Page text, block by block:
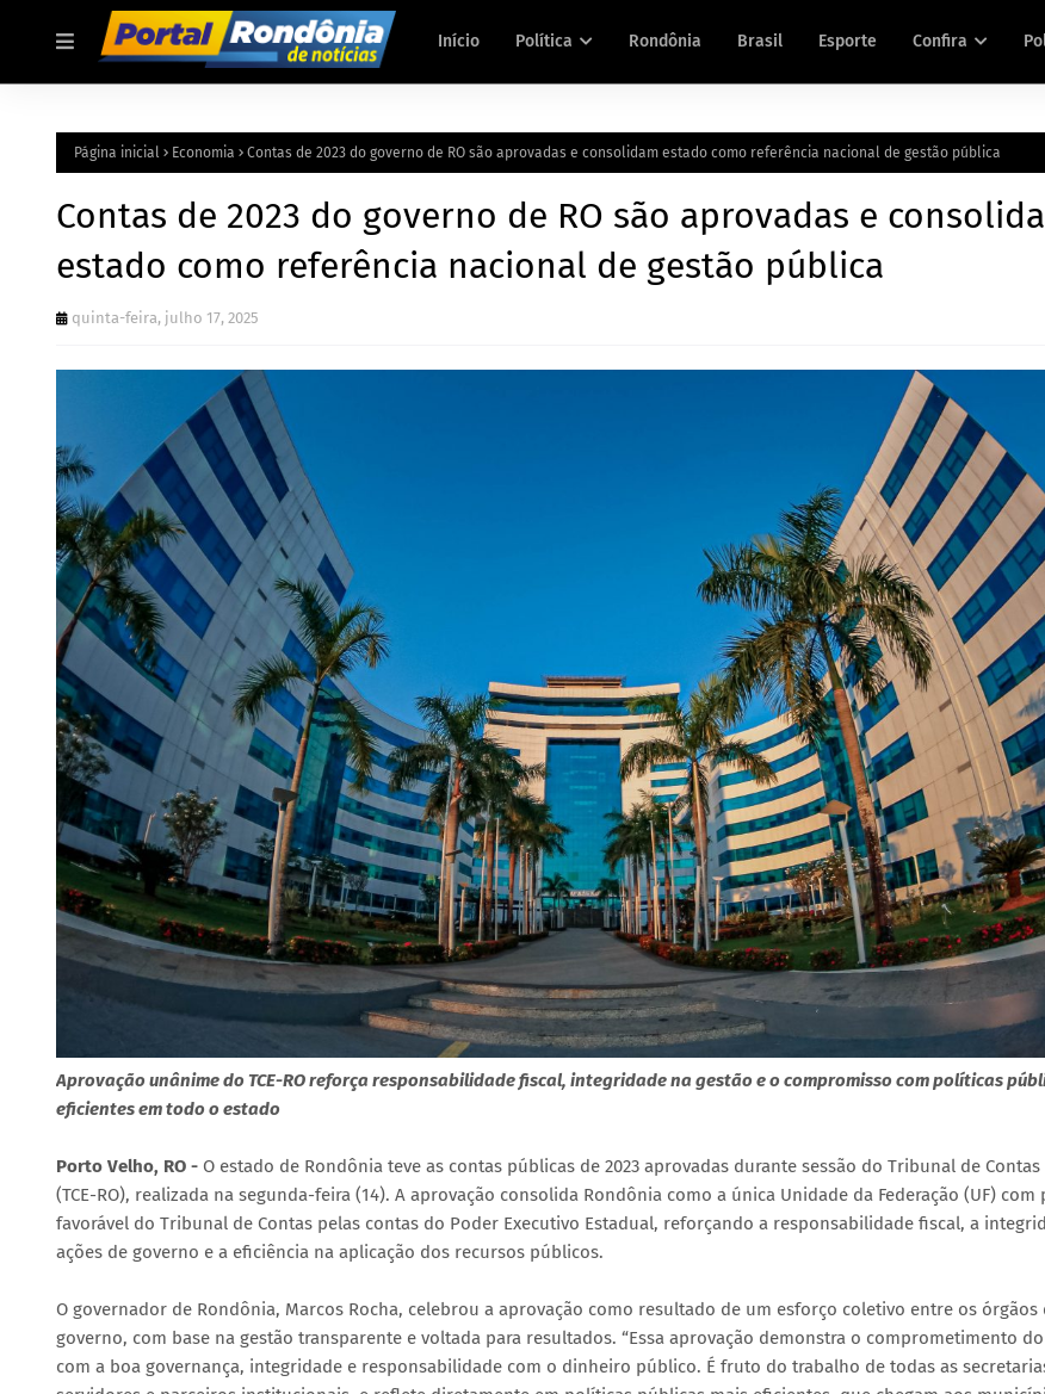
Início Política Rondônia Brasil Esporte Confira
Página inicial Economia Contas de 2023 do governo de RO são aprovadas e consolidam estado como referência nacional de gestão pública
Contas de 2023 do governo de RO são aprovadas e
estado como referência nacional de gestão pública
quinta-feira, julho 17, 2025
Aprovação unânime do TCE-RO reforça responsabilidade fiscal, integridade na gestão e o compromisso com políticas
eficientes em todo o estado
Porto Velho, RO - O estado de Rondônia teve as contas públicas de 2023 aprovadas durante sessão do Tribunal de Contas
(TCE-RO), realizada na segunda-feira (14). A aprovação consolida Rondônia como a única Unidade da Federação (UF) com
favorável do Tribunal de Contas pelas contas do Poder Executivo Estadual, reforçando a responsabilidade fiscal, a
ações de governo e a eficiência na aplicação dos recursos públicos.
O governador de Rondônia, Marcos Rocha, celebrou a aprovação como resultado de um esforço coletivo entre os órgãos
governo, com base na gestão transparente e voltada para resultados. “Essa aprovação demonstra o comprometimento
com a boa governança, integridade e responsabilidade com o dinheiro público. É fruto do trabalho de todas as